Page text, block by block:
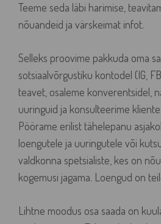
Teeme seda läbi harimise,
nõuandeid ja värskeimat infot.
Selleks proovime pakkuda oma
sotsiaalvõrgustiku kontodel (IG,
teavet, osaleme konverentsidel,
uuringuid ja konsulteerime
Pöörame erilist tähelepanu
loengutele ja uuringutele või
valdkonna spetsialiste, kes on
kogemusi jagama. Loengud on
Lihtne moodus osa saada on